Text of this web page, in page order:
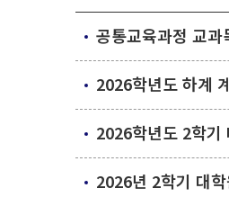
공통교육과정 교
2026학년도 하계
2026학년도 2학기